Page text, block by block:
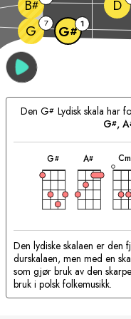
G 7 G# 1
B# D
DenG# Lydisk skala har
G#, A
G#
akkord
A#
akkord
Cm
Den lydiske skalaen er den
durskalaen, men med en
som gjør bruk av den
bruk i polsk folkemusikk.